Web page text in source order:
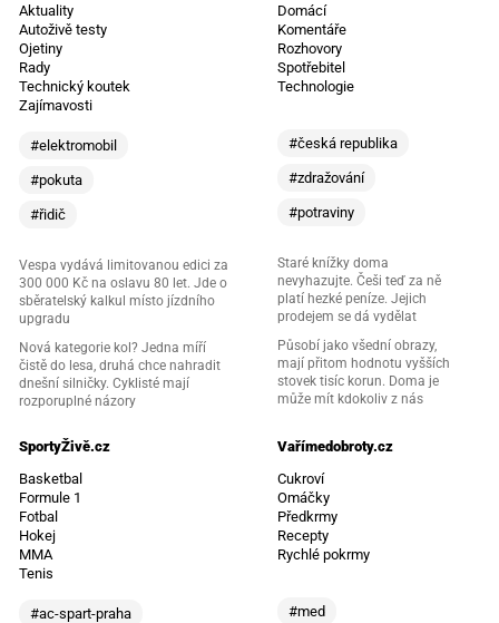
Aktuality
Autoživě testy
Ojetiny
Rady
Technický koutek
Zajímavosti
#elektromobil
#pokuta
#řidič
Vespa vydává limitovanou edici za
300 000 Kč na oslavu 80 let. Jde o
sběratelský kalkul místo jízdního
upgradu
Nová kategorie kol? Jedna míří
čistě do lesa, druhá chce nahradit
dnešní silničky. Cyklisté mají
rozporuplné názory
Domácí
Komentáře
Rozhovory
Spotřebitel
Technologie
#česká republika
#zdražování
#potraviny
Staré knížky doma
nevyhazujte. Češi teď za ně
platí hezké peníze. Jejich
prodejem se dá vydělat
Působí jako všední obrazy,
mají přitom hodnotu vyšších
stovek tisíc korun. Doma je
může mít kdokoliv z nás
SportyŽivě.cz
Basketbal
Formule 1
Fotbal
Hokej
MMA
Tenis
#ac-spart-praha
Vařímedobroty.cz
Cukroví
Omáčky
Předkrmy
Recepty
Rychlé pokrmy
#med